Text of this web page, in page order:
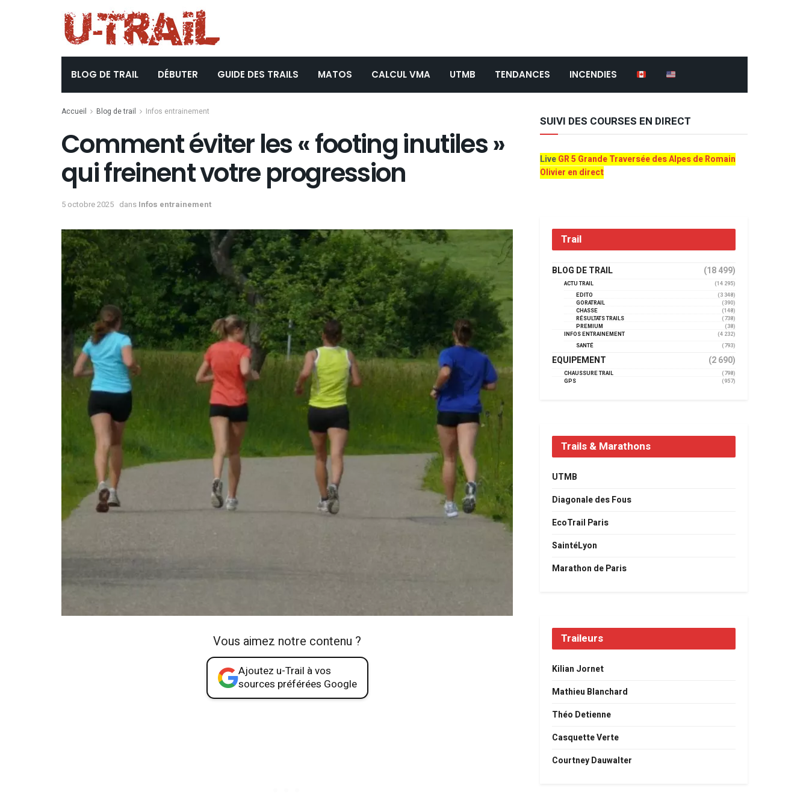
BLOG DE TRAIL DÉBUTER GUIDE DES TRAILS MATOS CALCUL VMA UTMB TENDANCES INCENDIES
Accueil Blog de trail Infos entrainement
Comment éviter les « footing inutiles »
qui freinent votre progression
5 octobre 2025 dans Infos entrainement
Vous aimez notre contenu ?
Ajoutez u-Trail à vos
sources préférées Google
SUIVI DES COURSES EN DIRECT
LiveGR 5 Grande Traversée des Alpes de Romain
Olivier en direct
Trail
BLOG DE TRAIL (18 499)
ACTU TRAIL
(14 295)
EDITO
(3 348)
GORATRAIL
(390)
CHASSE
(148)
RÉSULTATS TRAILS
(738)
PREMIUM
(38)
INFOS ENTRAINEMENT
(4 232)
SANTÉ
(793)
EQUIPEMENT (2 690)
CHAUSSURE TRAIL
(798)
GPS
(957)
Trails & Marathons
UTMB
Diagonale des Fous
EcoTrail Paris
SaintéLyon
Marathon de Paris
Traileurs
Kilian Jornet
Mathieu Blanchard
Théo Detienne
Casquette Verte
Courtney Dauwalter